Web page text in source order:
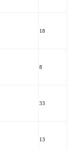
18
8
33
13